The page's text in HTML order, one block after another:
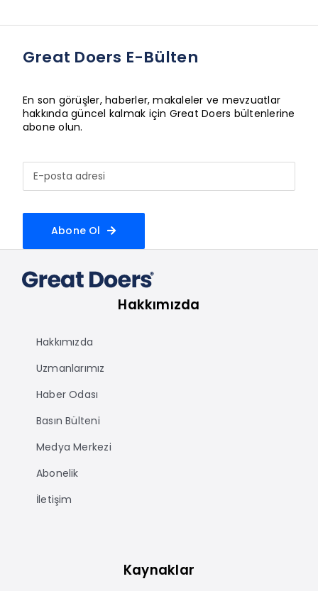
Great Doers E-Bülten
En son görüşler, haberler, makaleler ve mevzuatlar
hakkında güncel kalmak için Great Doers bültenlerine
abone olun.
Abone Ol
Hakkımızda
Hakkımızda
Uzmanlarımız
Haber Odası
Basın Bülteni
Medya Merkezi
Abonelik
İletişim
Kaynaklar